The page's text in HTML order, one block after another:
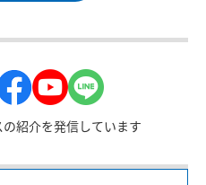
紹介を発信しています